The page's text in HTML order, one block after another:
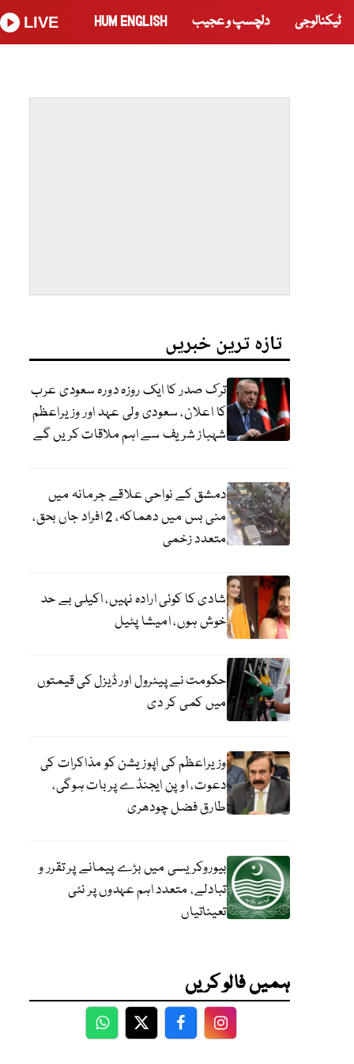
ٹیکنالوجی دلچسپ و عجیب HUM ENGLISH
LIVE
تازہ ترین خبریں
ترک صدر کا ایک روزہ دورہ سعودی عرب
کا اعلان، سعودی ولی عہد اور وزیراعظم
شہباز شریف سے اہم ملاقات کریں گے
دمشق کے نواحی علاقے جرمانہ میں
منی بس میں دھماکہ، 2 افراد جاں بحق،
متعدد زخمی
شادی کا کوئی ارادہ نہیں، اکیلی بے حد
خوش ہوں، امیشا پٹیل
حکومت نے پیٹرول اور ڈیزل کی قیمتوں
میں کمی کر دی
وزیراعظم کی اپوزیشن کو مذاکرات کی
دعوت، اوپن ایجنڈے پر بات ہوگی،
طارق فضل چودھری
بیوروکریسی میں بڑے پیمانے پر تقرر و
تبادلے، متعدد اہم عہدوں پر نئی
تعیناتیاں
ہمیں فالو کریں
WhatsApp
TwitterFacebookFacebook